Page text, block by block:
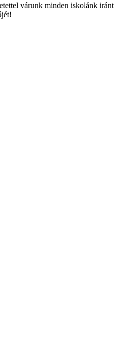
várunk minden iskolánk iránt